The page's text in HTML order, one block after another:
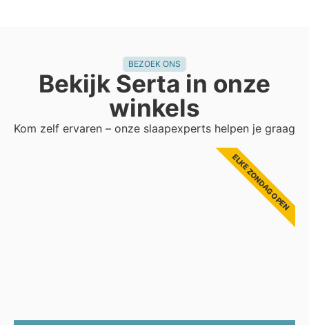
BEZOEK ONS
Bekijk Serta in onze
winkels
Kom zelf ervaren – onze slaapexperts helpen je graag
ELKE ZONDAG OPEN